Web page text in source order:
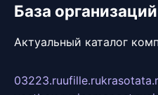
База организаций
Актуальный каталог
03223.ruufille.ru